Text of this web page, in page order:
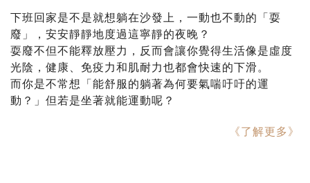
下班回家是不是就想躺在沙發上，一動也不動的「耍
廢」，安安靜靜地度過這寧靜的夜晚？
耍廢不但不能釋放壓力，反而會讓你覺得生活像是虛度
光陰，健康、免疫力和肌耐力也都會快速的下滑。
而你是不常想「能舒服的躺著為何要氣喘吁吁的運
動？」但若是坐著就能運動呢？
《了解更多》